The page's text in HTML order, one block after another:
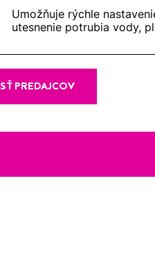
Umožňuje rýchle
utesnenie potrubia vody,
PREDAJCOV